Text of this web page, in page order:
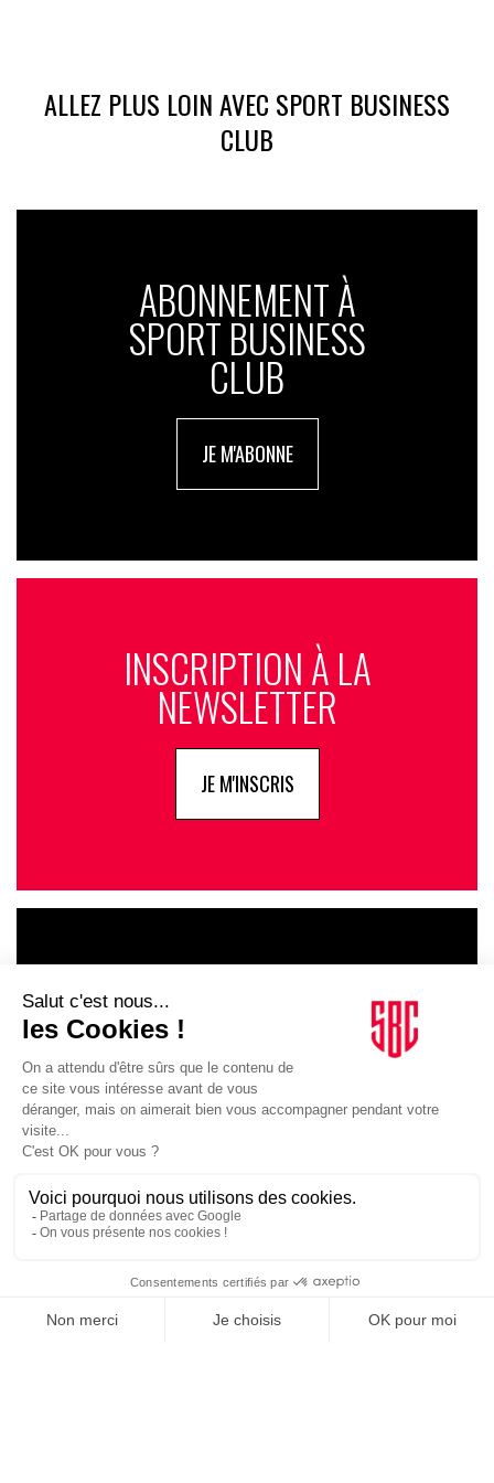
ALLEZ PLUS LOIN AVEC SPORT BUSINESS
CLUB
ABONNEMENT À
SPORT BUSINESS
CLUB
JE M'ABONNE
INSCRIPTION À LA
NEWSLETTER
JE M'INSCRIS
INFLUENCIA
JE DÉCOUVRE LE GROUPE
SUIVEZ-NOUS